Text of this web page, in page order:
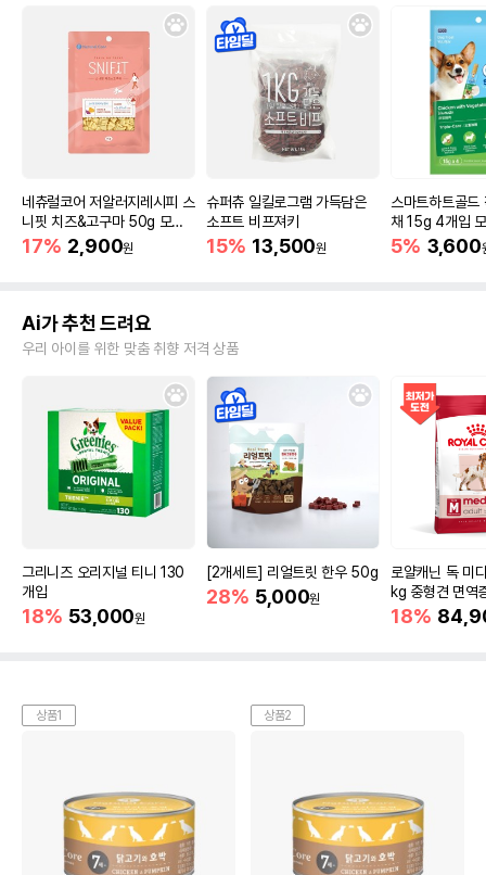
네츄럴코어 저알러지레시피 스
니핏 치즈&고구마 50g 모아
보기
17% 2,900원
슈퍼츄 일킬로그램 가득담은
소프트 비프져키
15% 13,500원
스마트하트골드
채 15g 4개입
5% 3,600
Ai가 추천 드려요
우리 아이를 위한 맞춤 취향 저격 상품
그리니즈 오리지널 티니 130
개입
18% 53,000원
[2개세트] 리얼트릿 한우 50g
28% 5,000원
로얄캐닌 독 미
kg 중형견 면역
18%
상품1 상품2